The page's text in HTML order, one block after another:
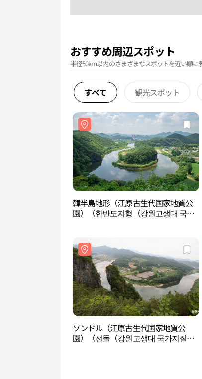
おすすめ周辺スポット
半径50km以内のさまざまなスポットを近い順に
すべて 観光スポット
韓半島地形（江原古生代国家地質公
園）（한반도지형（강원고생대 국가
ソンドル（江原古生代国家地質公
園）（선돌（강원고생대 국가지질공